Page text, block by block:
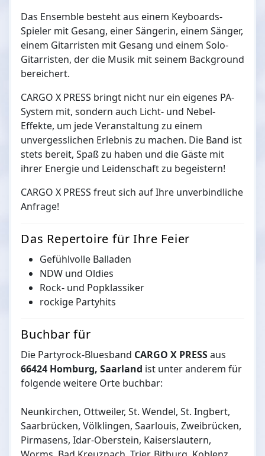
Das Ensemble besteht aus einem Keyboards-
Spieler mit Gesang, einer Sängerin, einem Sänger,
einem Gitarristen mit Gesang und einem Solo-
Gitarristen, der die Musik mit seinem Background
bereichert.
CARGO X PRESS bringt nicht nur ein eigenes PA-
System mit, sondern auch Licht- und Nebel-
Effekte, um jede Veranstaltung zu einem
unvergesslichen Erlebnis zu machen. Die Band ist
stets bereit, Spaß zu haben und die Gäste mit
ihrer Energie und Leidenschaft zu begeistern!
CARGO X PRESS freut sich auf Ihre unverbindliche
Anfrage!
Das Repertoire für Ihre Feier
Gefühlvolle Balladen
NDW und Oldies
Rock- und Popklassiker
rockige Partyhits
Buchbar für
Die Partyrock-Bluesband CARGO X PRESSaus
66424 Homburg, Saarland ist unter anderem für
folgende weitere Orte buchbar:
Neunkirchen, Ottweiler, St. Wendel, St. Ingbert,
Saarbrücken, Völklingen, Saarlouis, Zweibrücken,
Pirmasens, Idar-Oberstein, Kaiserslautern,